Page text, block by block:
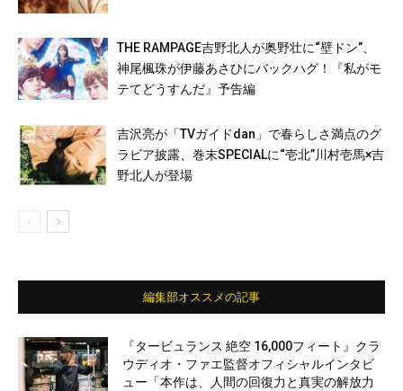
THE RAMPAGE吉野北人が奥野壮に“壁ドン”、
神尾楓珠が伊藤あさひにバックハグ！『私がモ
テてどうすんだ』予告編
吉沢亮が「TVガイドdan」で春らしさ満点のグ
ラビア披露、巻末SPECIALに“壱北”川村壱馬×吉
野北人が登場
編集部オススメの記事
『タービュランス 絶空 16,000フィート』クラ
ウディオ・ファエ監督オフィシャルインタビ
ュー「本作は、人間の回復力と真実の解放力